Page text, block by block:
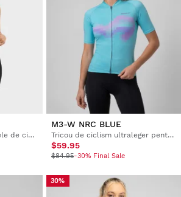
Pantaloni scurți cu bretele de ciclism pentru femei
M3-W NRC BLUE
Tricou de ciclism ultraleger pentru femei
$59.95
$84.95-30% Final Sale
30%